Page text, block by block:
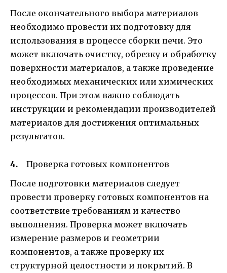
После окончательного выбора материалов
необходимо провести их подготовку для
использования в процессе сборки печи. Это
может включать очистку, обрезку и обработку
поверхности материалов, а также проведение
необходимых механических или химических
процессов. При этом важно соблюдать
инструкции и рекомендации производителей
материалов для достижения оптимальных
результатов.
Проверка готовых компонентов
После подготовки материалов следует
провести проверку готовых компонентов на
соответствие требованиям и качество
выполнения. Проверка может включать
измерение размеров и геометрии
компонентов, а также проверку их
структурной целостности и покрытий. В